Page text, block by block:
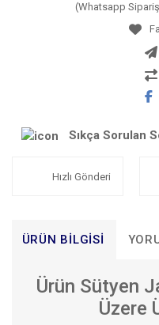
(Whatsapp
Sıkça Sorulan
Hızlı Gönderi
ÜRÜN BILGISI
Ürün Sütyen
Üzere